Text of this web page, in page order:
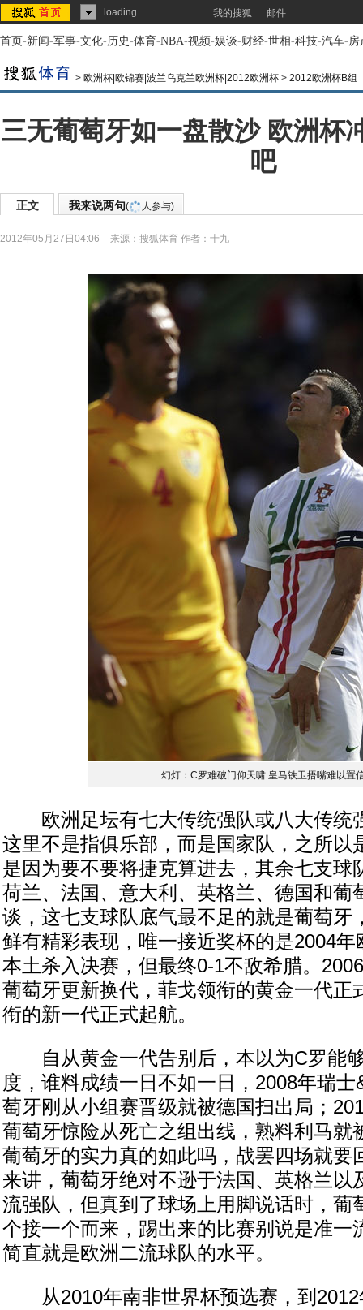
loading... 我的搜狐 邮件
首页-新闻-军事-文化-历史-体育-NBA-视频-娱谈-财经-世相-科技-汽车-房
> 欧洲杯|欧锦赛|波兰乌克兰欧洲杯|2012欧洲杯 > 2012欧洲杯B组
三无葡萄牙如一盘散沙 欧洲杯
吧
正文 我来说两句( 人参与)
2012年05月27日04:06 来源： 搜狐体育 作者：十九
幻灯：C罗难破门仰天啸 皇马铁卫捂嘴难以置
欧洲足坛有七大传统强队或八大传统
这里不是指俱乐部，而是国家队，之所以
是因为要不要将捷克算进去，其余七支球
荷兰、法国、意大利、英格兰、德国和葡
谈，这七支球队底气最不足的就是葡萄牙
鲜有精彩表现，唯一接近奖杯的是2004
本土杀入决赛，但最终0-1不敌希腊。
葡萄牙更新换代，菲戈领衔的黄金一代正
衔的新一代正式起航。
自从黄金一代告别后，本以为C罗能
度，谁料成绩一日不如一日，2008年瑞
萄牙刚从小组赛晋级就被德国扫出局；
葡萄牙惊险从死亡之组出线，熟料利马就
葡萄牙的实力真的如此吗，战罢四场就要
来讲，葡萄牙绝对不逊于法国、英格兰以
流强队，但真到了球场上用脚说话时，葡
个接一个而来，踢出来的比赛别说是准一
简直就是欧洲二流球队的水平。
从2010年南非世界杯预选赛，到2012